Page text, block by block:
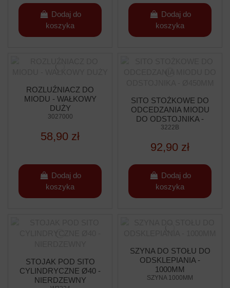
Dodaj do
koszyka
Dodaj do
koszyka
ROZLUŹNIACZ DO
MIODU - WAŁKOWY
DUŻY
3027000
58,90 zł
Dodaj do
koszyka
SITO STOŻKOWE DO
ODCEDZANIA MIODU
DO ODSTOJNIKA -
Ø450MM
3222B
92,90 zł
Dodaj do
koszyka
STOJAK POD SITO
CYLINDRYCZNE Ø40 -
NIERDZEWNY
SZYNA DO STOŁU DO
ODSKLEPIANIA -
1000MM
SZYNA 1000MM